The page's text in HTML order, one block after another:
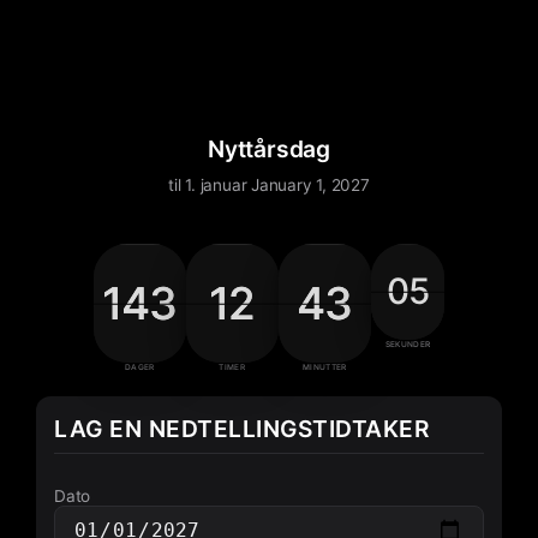
Nyttårsdag
til 1. januar January 1, 2027
143
143
143
143143 Dager
DAGER
12
12
12
1212 Timer
TIMER
43
43
43
4343 Minutter
MINUTTER
05
05
06
0505 Sekunder
SEKUNDER
LAG EN NEDTELLINGSTIDTAKER
Dato